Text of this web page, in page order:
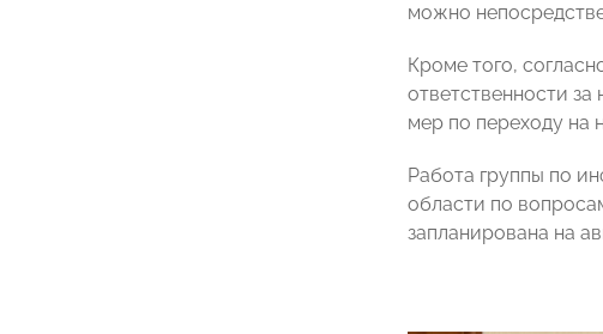
можно
Кроме того,
ответственности
мер по переходу на
Работа группы по
области по
запланирована на